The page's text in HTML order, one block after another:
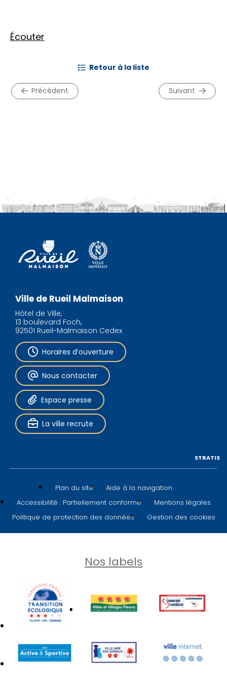
Écouter
précédent
retour à la liste
suivant
Ville de Rueil Malmaison
Hôtel de Ville,
13 boulevard Foch,
92501 Rueil-Malmaison Cedex
Horaires d’ouverture
Nous contacter
Espace presse
La ville recrute
Plan du site
Aide à la navigation
Accessibilité : Partiellement conforme
Mentions légales
Politique de protection des données
Gestion des cookies
STRATIS
Nos labels